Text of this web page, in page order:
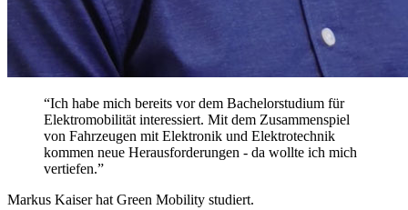
“Ich habe mich bereits vor dem Bachelorstudium für
Elektromobilität interessiert. Mit dem Zusammenspiel
von Fahrzeugen mit Elektronik und Elektrotechnik
kommen neue Herausforderungen - da wollte ich mich
vertiefen.”
Markus Kaiser hat Green Mobility studiert.